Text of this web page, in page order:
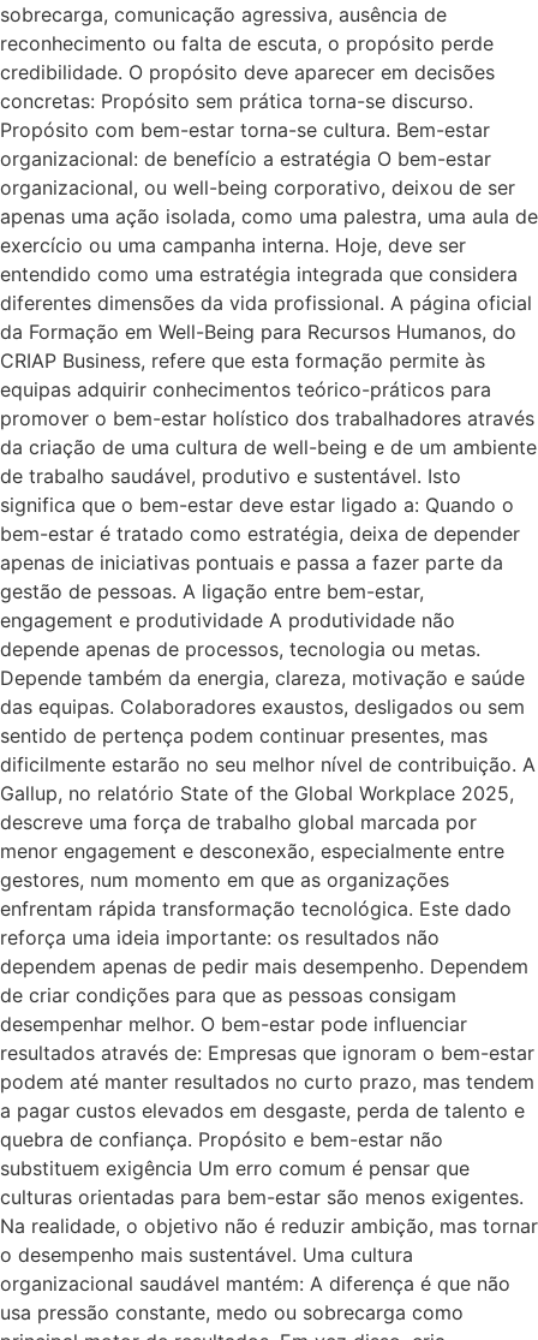
sobrecarga, comunicação agressiva, ausência de
reconhecimento ou falta de escuta, o propósito perde
credibilidade. O propósito deve aparecer em decisões
concretas: Propósito sem prática torna-se discurso.
Propósito com bem-estar torna-se cultura. Bem-estar
organizacional: de benefício a estratégia O bem-estar
organizacional, ou well-being corporativo, deixou de ser
apenas uma ação isolada, como uma palestra, uma aula de
exercício ou uma campanha interna. Hoje, deve ser
entendido como uma estratégia integrada que considera
diferentes dimensões da vida profissional. A página oficial
da Formação em Well-Being para Recursos Humanos, do
CRIAP Business, refere que esta formação permite às
equipas adquirir conhecimentos teórico-práticos para
promover o bem-estar holístico dos trabalhadores através
da criação de uma cultura de well-being e de um ambiente
de trabalho saudável, produtivo e sustentável. Isto
significa que o bem-estar deve estar ligado a: Quando o
bem-estar é tratado como estratégia, deixa de depender
apenas de iniciativas pontuais e passa a fazer parte da
gestão de pessoas. A ligação entre bem-estar,
engagement e produtividade A produtividade não
depende apenas de processos, tecnologia ou metas.
Depende também da energia, clareza, motivação e saúde
das equipas. Colaboradores exaustos, desligados ou sem
sentido de pertença podem continuar presentes, mas
dificilmente estarão no seu melhor nível de contribuição. A
Gallup, no relatório State of the Global Workplace 2025,
descreve uma força de trabalho global marcada por
menor engagement e desconexão, especialmente entre
gestores, num momento em que as organizações
enfrentam rápida transformação tecnológica. Este dado
reforça uma ideia importante: os resultados não
dependem apenas de pedir mais desempenho. Dependem
de criar condições para que as pessoas consigam
desempenhar melhor. O bem-estar pode influenciar
resultados através de: Empresas que ignoram o bem-estar
podem até manter resultados no curto prazo, mas tendem
a pagar custos elevados em desgaste, perda de talento e
quebra de confiança. Propósito e bem-estar não
substituem exigência Um erro comum é pensar que
culturas orientadas para bem-estar são menos exigentes.
Na realidade, o objetivo não é reduzir ambição, mas tornar
o desempenho mais sustentável. Uma cultura
organizacional saudável mantém: A diferença é que não
usa pressão constante, medo ou sobrecarga como